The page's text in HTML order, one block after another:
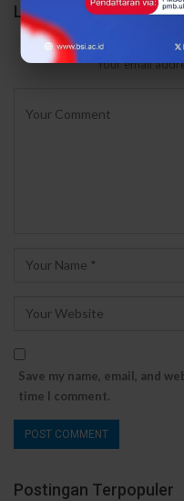
LEAVE A REPLY
Your email
Save my name, email, and
time I comment.
Postingan Terpopuler